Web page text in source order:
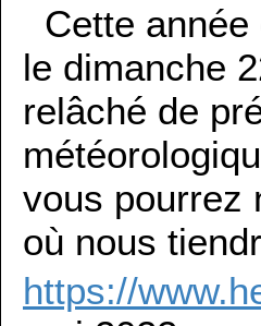
Cette
le dimanche
relâché de
vous pourrez
où nous
https://